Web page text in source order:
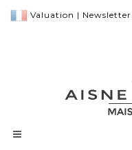
Valuation | Newsletter